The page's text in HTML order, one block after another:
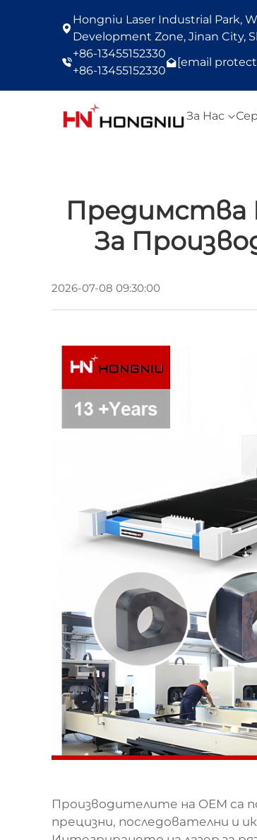
Hongniu Laser Industrial Park,
Development Zone, Jinan City,
+86-13455152330
+86-13455152330
[email
За Нас
Предимства
За
2026-07-08 09:30:00
Производителите на OEM са
прецизни, последователни и